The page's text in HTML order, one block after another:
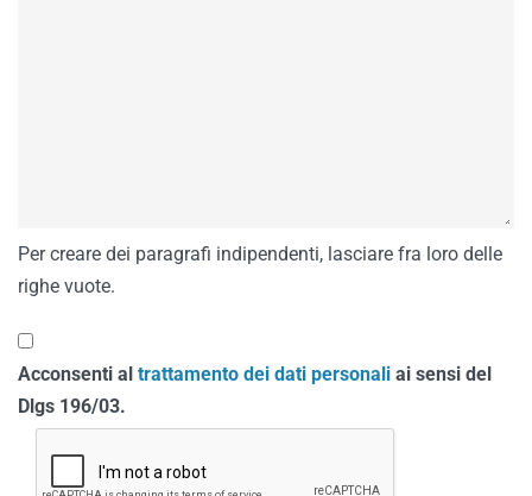
Per creare dei paragrafi indipendenti, lasciare fra loro delle
righe vuote.
Acconsenti al trattamento dei dati personali ai sensi del
Dlgs 196/03.